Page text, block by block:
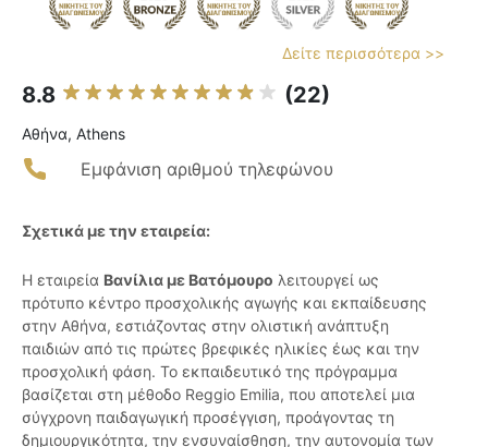
Δείτε περισσότερα >>
8.8 (22)
Αθήνα, Athens
Εμφάνιση αριθμού τηλεφώνου
Σχετικά με την εταιρεία:
Η εταιρεία Βανίλια με Βατόμουρο λειτουργεί ως
πρότυπο κέντρο προσχολικής αγωγής και εκπαίδευσης
στην Αθήνα, εστιάζοντας στην ολιστική ανάπτυξη
παιδιών από τις πρώτες βρεφικές ηλικίες έως και την
προσχολική φάση. Το εκπαιδευτικό της πρόγραμμα
βασίζεται στη μέθοδο Reggio Emilia, που αποτελεί μια
σύγχρονη παιδαγωγική προσέγγιση, προάγοντας τη
δημιουργικότητα, την ενσυναίσθηση, την αυτονομία των